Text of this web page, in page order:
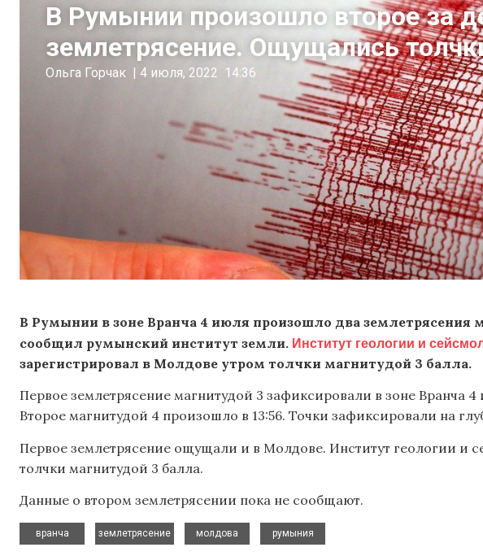
В Румынии произошло второе за
землетрясение. Ощущались
Ольга Горчак | 4 июля, 2022 14:36
В Румынии в зоне Вранча 4 июля произошло два землетрясения
сообщил румынский институт земли. Институт геологии и
зарегистрировал в Молдове утром толчки магнитудой 3 балла.
Первое землетрясение магнитудой 3 зафиксировали в зоне Вранча 4
Второе магнитудой 4 произошло в 13:56. Точки зафиксировали на
Первое землетрясение ощущали и в Молдове. Институт геологии и
толчки магнитудой 3 балла.
Данные о втором землетрясении пока не сообщают.
вранча
землетрясение
молдова
румыния